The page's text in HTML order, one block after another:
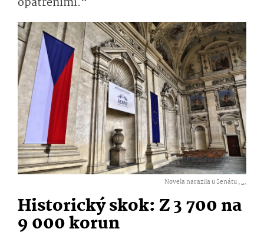
Novela narazila u Senátu ,...
Historický skok: Z 3 700 na
9 000 korun